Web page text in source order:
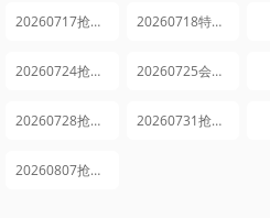
20260717抢先逛 20260718特别企划
20260724抢先逛 20260725会员精选
20260728抢先逛 20260731抢先逛
20260807抢先逛